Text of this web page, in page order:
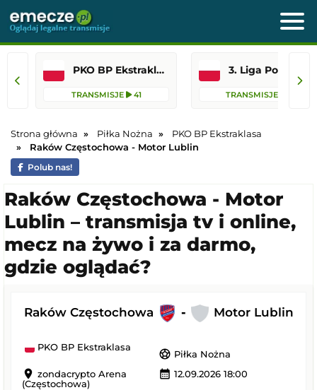
PKO BP Ekstraklasa
TRANSMISJE 41
3. Liga Polska
TRANSMISJE
Strona główna Piłka Nożna
PKO BP Ekstraklasa
Raków Częstochowa - Motor Lublin
Polub nas!
Raków Częstochowa - Motor
Lublin – transmisja tv i online,
mecz na żywo i za darmo,
gdzie oglądać?
Raków Częstochowa - Motor Lublin
PKO BP Ekstraklasa
sports_soccer Piłka Nożna
location_on zondacrypto Arena
(Częstochowa)
calendar_month 12.09.2026 18:00